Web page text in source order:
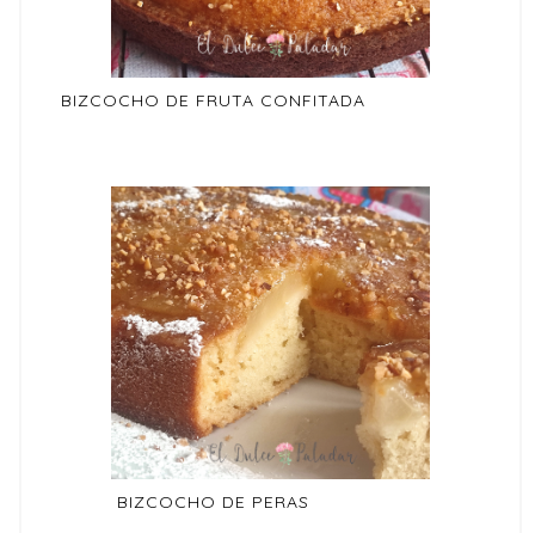
BIZCOCHO DE FRUTA CONFITADA
BIZCOCHO DE PERAS